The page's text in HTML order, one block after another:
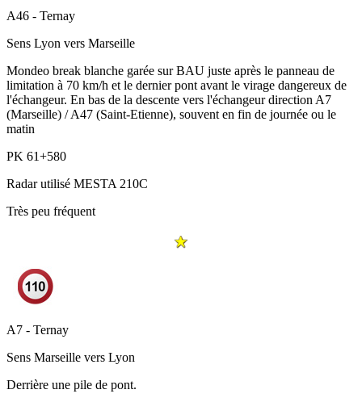
A46 - Ternay
Sens Lyon vers Marseille
Mondeo break blanche garée sur BAU juste après le panneau de
limitation à 70 km/h et le dernier pont avant le virage dangereux de
l'échangeur. En bas de la descente vers l'échangeur direction A7
(Marseille) / A47 (Saint-Etienne), souvent en fin de journée ou le
matin
PK 61+580
Radar utilisé MESTA 210C
Très peu fréquent
A7 - Ternay
Sens Marseille vers Lyon
Derrière une pile de pont.